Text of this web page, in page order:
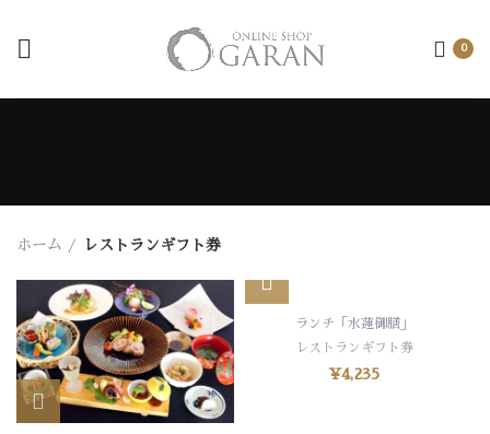
0
ホーム レストランギフト券
ランチ「水蓮御膳」
レストランギフト券
¥4,235